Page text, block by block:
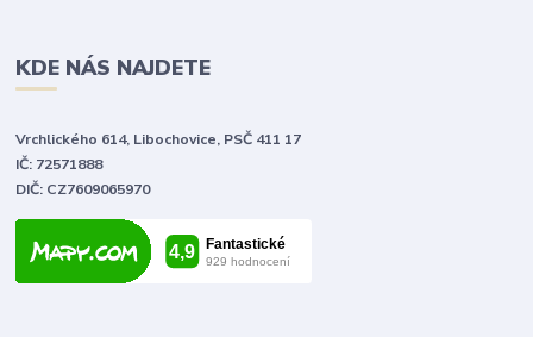
KDE NÁS NAJDETE
Vrchlického 614, Libochovice, PSČ 411 17
IČ: 72571888
DIČ: CZ7609065970